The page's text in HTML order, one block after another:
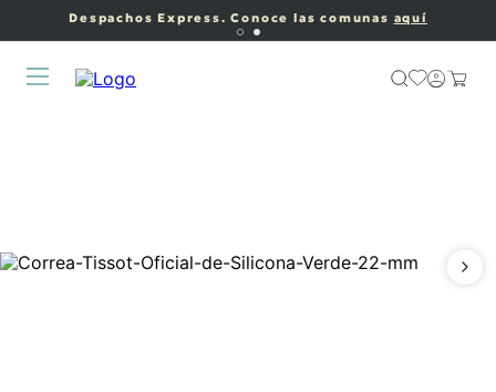
Despachos Express. Conoce las comunas aquí